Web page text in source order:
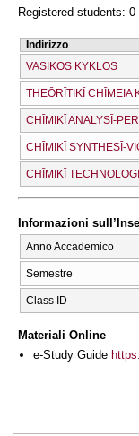
Registered students: 0
Indirizzo
VASIKOS KYKLOS
THEŌRĪTIKĪ CΗĪMEIA
CΗĪMIKĪ ANALYSĪ-
CΗĪMIKĪ SYNTHESĪ-
CΗĪMIKĪ
Informazioni
Anno Accademico
Semestre
Class ID
Materiali Online
e-Study Guide